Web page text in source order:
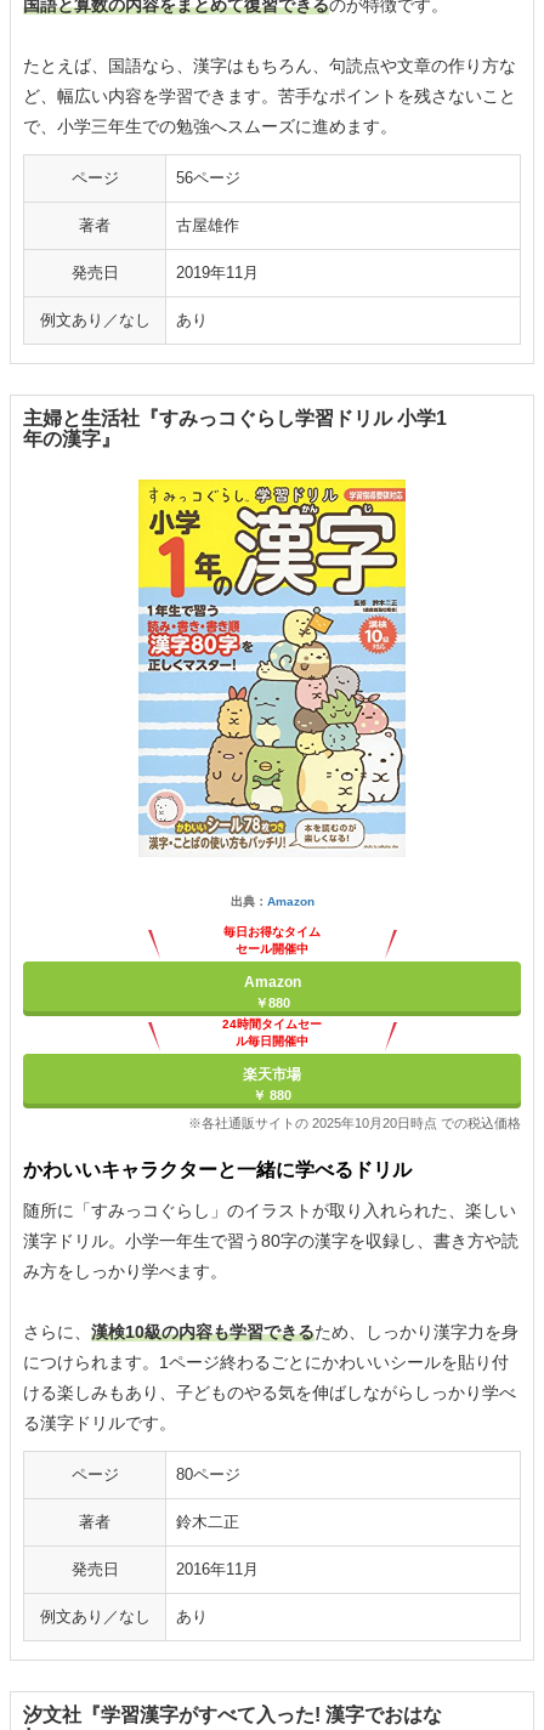
国語と算数の内容をまとめて復習できるのが特徴です。
たとえば、国語なら、漢字はもちろん、句読点や文章の作り方な
ど、幅広い内容を学習できます。苦手なポイントを残さないこと
で、小学三年生での勉強へスムーズに進めます。
ページ 56ページ
著者 古屋雄作
発売日 2019年11月
例文あり／なし あり
主婦と生活社『すみっコぐらし学習ドリル 小学1
年の漢字』
出典： Amazon
毎日お得なタイム
セール開催中
Amazon
￥880
24時間タイムセー
ル毎日開催中
楽天市場
￥ 880
※各社通販サイトの 2025年10月20日時点 での税込価格
かわいいキャラクターと一緒に学べるドリル
随所に「すみっコぐらし」のイラストが取り入れられた、楽しい
漢字ドリル。小学一年生で習う80字の漢字を収録し、書き方や読
み方をしっかり学べます。
さらに、 漢検10級の内容も学習できるため、しっかり漢字力を身
につけられます。1ページ終わるごとにかわいいシールを貼り付
ける楽しみもあり、子どものやる気を伸ばしながらしっかり学べ
る漢字ドリルです。
ページ 80ページ
著者 鈴木二正
発売日 2016年11月
例文あり／なし あり
汐文社『学習漢字がすべて入った! 漢字でおはな